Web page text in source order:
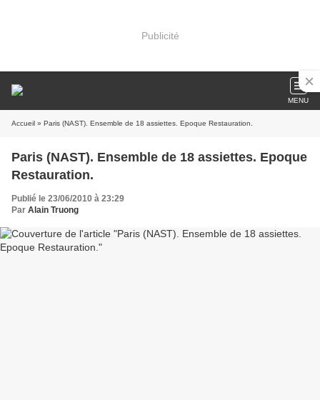
Publicité
MENU
Accueil » Paris (NAST). Ensemble de 18 assiettes. Epoque Restauration.
Paris (NAST). Ensemble de 18 assiettes. Epoque
Restauration.
Publié le 23/06/2010 à 23:29
Par Alain Truong